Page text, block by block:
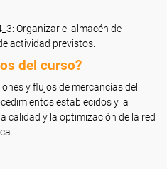
Organizar el almacén de
actividad previstos.
del curso?
y flujos de mercancías del
establecidos y la
calidad y la optimización de la red